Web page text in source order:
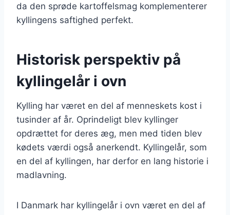
da den sprøde kartoffelsmag komplementerer
kyllingens saftighed perfekt.
Historisk perspektiv på
kyllingelår i ovn
Kylling har været en del af menneskets kost i
tusinder af år. Oprindeligt blev kyllinger
opdrættet for deres æg, men med tiden blev
kødets værdi også anerkendt. Kyllingelår, som
en del af kyllingen, har derfor en lang historie i
madlavning.
I Danmark har kyllingelår i ovn været en del af